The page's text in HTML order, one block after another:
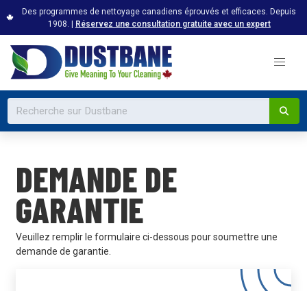
Des programmes de nettoyage canadiens éprouvés et efficaces. Depuis
1908. | Réservez une consultation gratuite avec un expert
DEMANDE DE
GARANTIE
Veuillez remplir le formulaire ci-dessous pour soumettre une
demande de garantie.